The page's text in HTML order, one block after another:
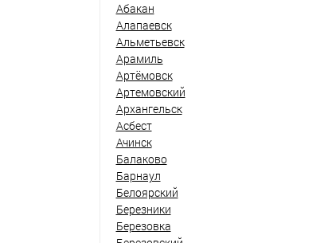
Абакан
Алапаевск
Альметьевск
Арамиль
Артёмовск
Артемовский
Архангельск
Асбест
Ачинск
Балаково
Барнаул
Белоярский
Березники
Березовка